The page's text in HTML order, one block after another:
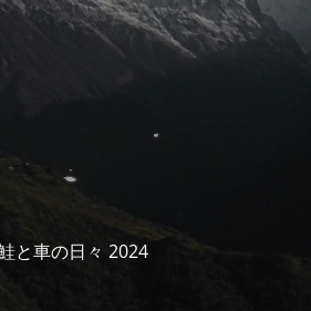
と車の日々 2024